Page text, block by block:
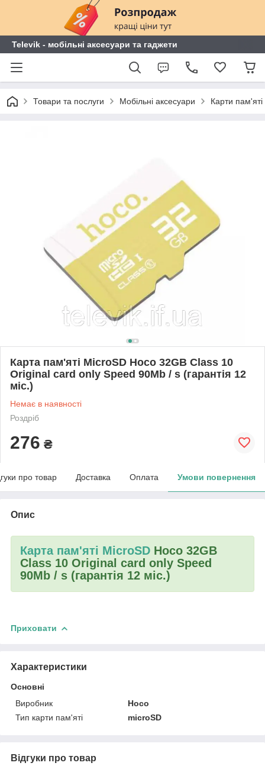
Televik - мобільні аксесуари та гаджети
Товари та послуги Мобільні аксесуари Карти
Карта пам'яті MicroSD Hoco 32GB Class 10
Original card only Speed 90Mb / s (гарантія 12
міс.)
Немає в наявності
Роздріб
276 ₴
про товар Доставка Оплата Умови повернення
Опис
Карта пам'яті MicroSD Hoco 32GB
Class 10 Original card only Speed
90Mb / s (гарантія 12 міс.)
Приховати
Характеристики
Основні
Виробник
Hoco
Тип карти пам'яті
microSD
Відгуки про товар